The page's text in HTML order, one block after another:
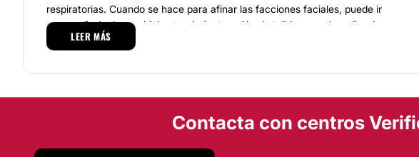
respiratorias. Cuando se hace para afinar las facciones faciales, puede ir
acompañada de una bichectomía (extracción de tejido graso bucal) o de un
aumento sutil de labios. Todas estas consideraciones se discuten en la primera
especialistas profesionales, formados en áreas sanitarias, formados y
LEER MÁS
Contacta con centros